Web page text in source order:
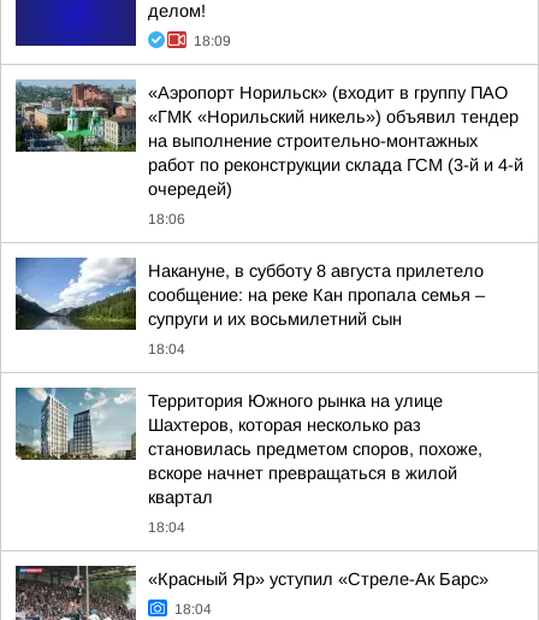
делом!
18:09
«Аэропорт Норильск» (входит в группу ПАО
«ГМК «Норильский никель») объявил тендер
на выполнение строительно-монтажных
работ по реконструкции склада ГСМ (3-й и 4-й
очередей)
18:06
Накануне, в субботу 8 августа прилетело
сообщение: на реке Кан пропала семья –
супруги и их восьмилетний сын
18:04
Территория Южного рынка на улице
Шахтеров, которая несколько раз
становилась предметом споров, похоже,
вскоре начнет превращаться в жилой
квартал
18:04
«Красный Яр» уступил «Стреле-Ак Барс»
18:04